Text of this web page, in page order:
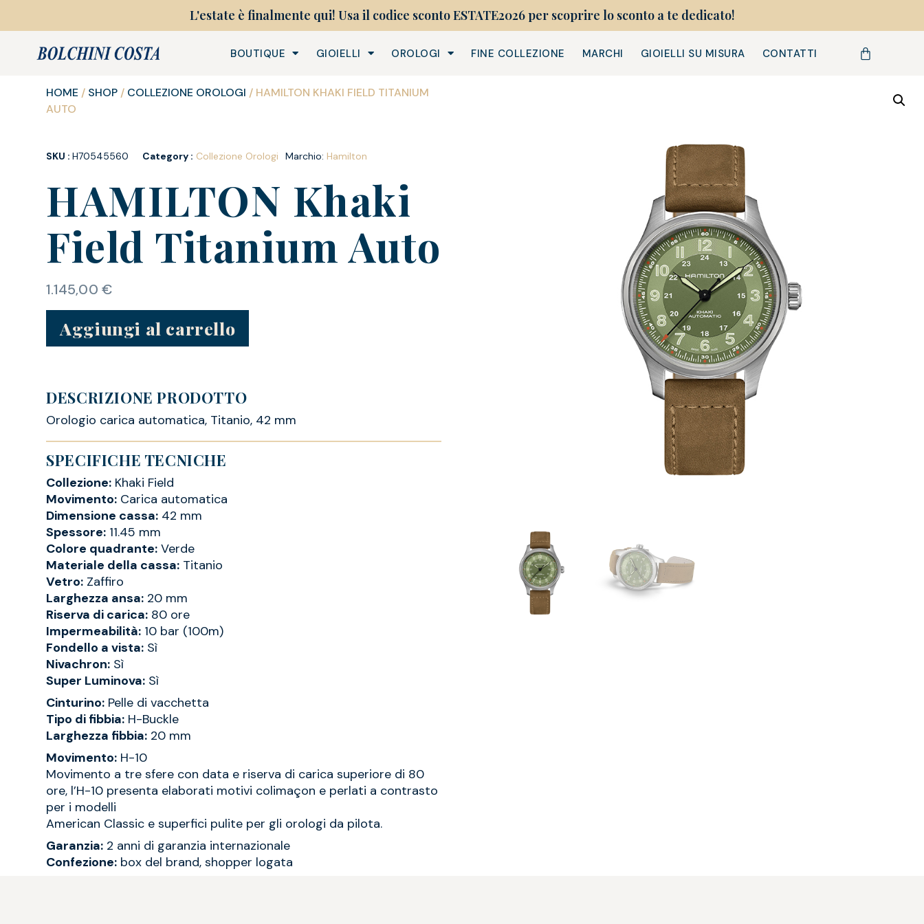
L'estate è finalmente qui! Usa il codice sconto ESTATE2026 per scoprire lo sconto a te dedicato!
BOUTIQUE GIOIELLI OROLOGI FINE COLLEZIONE MARCHI GIOIELLI SU MISURA CONTATTI
HOME / SHOP / COLLEZIONE OROLOGI / HAMILTON KHAKI FIELD TITANIUM
AUTO
SKU :H70545560 Category : Collezione Orologi Marchio: Hamilton
HAMILTON Khaki
Field Titanium Auto
1.145,00 €
Aggiungi al carrello
DESCRIZIONE PRODOTTO
Orologio carica automatica, Titanio, 42 mm
SPECIFICHE TECNICHE
Collezione: Khaki Field
Movimento: Carica automatica
Dimensione cassa: 42 mm
Spessore: 11.45 mm
Colore quadrante: Verde
Materiale della cassa: Titanio
Vetro: Zaffiro
Larghezza ansa: 20 mm
Riserva di carica: 80 ore
Impermeabilità: 10 bar (100m)
Fondello a vista: Sì
Nivachron: Sì
Super Luminova: Sì
Cinturino: Pelle di vacchetta
Tipo di fibbia: H-Buckle
Larghezza fibbia: 20 mm
Movimento: H-10
Movimento a tre sfere con data e riserva di carica superiore di 80
ore, l’H-10 presenta elaborati motivi colimaçon e perlati a contrasto
per i modelli
American Classic e superfici pulite per gli orologi da pilota.
Garanzia: 2 anni di garanzia internazionale
Confezione: box del brand, shopper logata